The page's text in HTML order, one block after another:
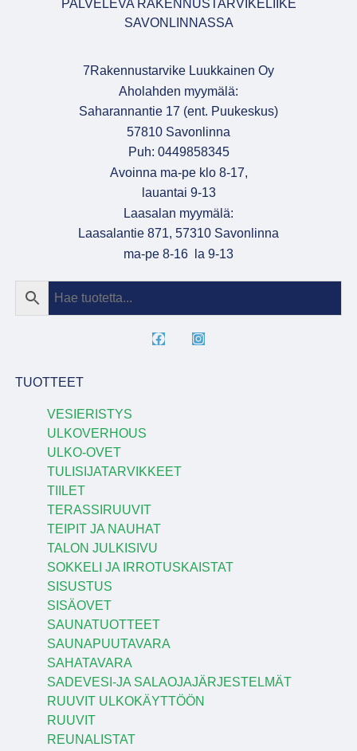
PALVELEVA RAKENNUSTARVIKELIIKE
SAVONLINNASSA
7Rakennustarvike Luukkainen Oy
Aholahden myymälä:
Saharannantie 17 (ent. Puukeskus)
57810 Savonlinna
Puh: 0449858345
Avoinna ma-pe klo 8-17,
lauantai 9-13
Laasalan myymälä:
Laasalantie 871, 57310 Savonlinna
ma-pe 8-16 la 9-13
TUOTTEET
VESIERISTYS
ULKOVERHOUS
ULKO-OVET
TULISIJATARVIKKEET
TIILET
TERASSIRUUVIT
TEIPIT JA NAUHAT
TALON JULKISIVU
SOKKELI JA IRROTUSKAISTAT
SISUSTUS
SISÄOVET
SAUNATUOTTEET
SAUNAPUUTAVARA
SAHATAVARA
SADEVESI-JA SALAOJAJÄRJESTELMÄT
RUUVIT ULKOKÄYTTÖÖN
RUUVIT
REUNALISTAT